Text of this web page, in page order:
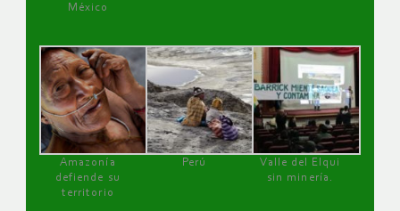
México
Amazonía
defiende su
territorio
Perú
Valle del Elqui
sin minería.